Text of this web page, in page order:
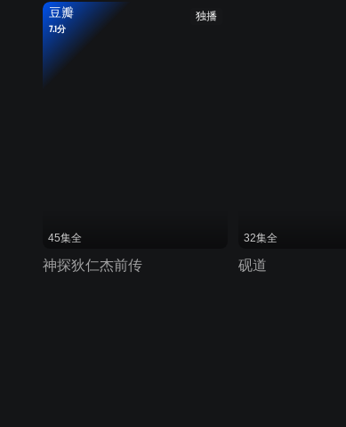
独播
豆瓣
7.1分
45集全
神探狄仁杰前传
32集全
砚道